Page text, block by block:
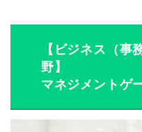
【ビジネス（事
野】
マネジメントゲ